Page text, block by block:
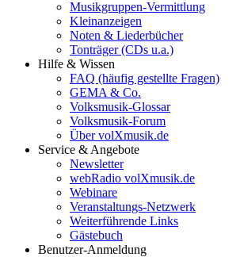
Musikgruppen-Vermittlung
Kleinanzeigen
Noten & Liederbücher
Tonträger (CDs u.a.)
Hilfe & Wissen
FAQ (häufig gestellte Fragen)
GEMA & Co.
Volksmusik-Glossar
Volksmusik-Forum
Über volXmusik.de
Service & Angebote
Newsletter
webRadio volXmusik.de
Webinare
Veranstaltungs-Netzwerk
Weiterführende Links
Gästebuch
Benutzer-Anmeldung